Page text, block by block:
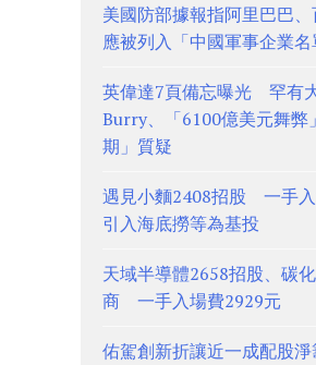
美國防部據報指阿里巴巴
應被列入「中國軍事企業名
英偉達7頁備忘曝光 罕有
Burry、「6100億美元舞弊
期」質疑
遇見小麵2408招股 一手入
引入海底撈等為基投
天域半導體2658招股、碳
商 一手入場費2929元
佑駕創新折讓近一成配股